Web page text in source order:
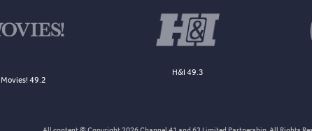
Movies! 49.2
H&I 49.3